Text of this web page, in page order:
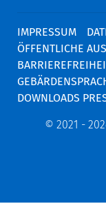
IMPRESSUM
ÖFFENTLICHE
DOWNLOADS
© 2021 -